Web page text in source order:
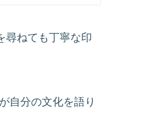
尋ねても丁寧な印
自分の文化を語り